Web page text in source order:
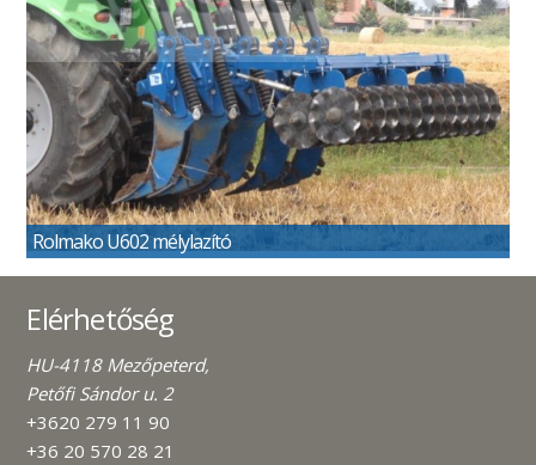
Rolmako U602 mélylazító
Elérhetőség
HU-4118 Mezőpeterd,
Petőfi Sándor u. 2
+3620 279 11 90
+36 20 570 28 21